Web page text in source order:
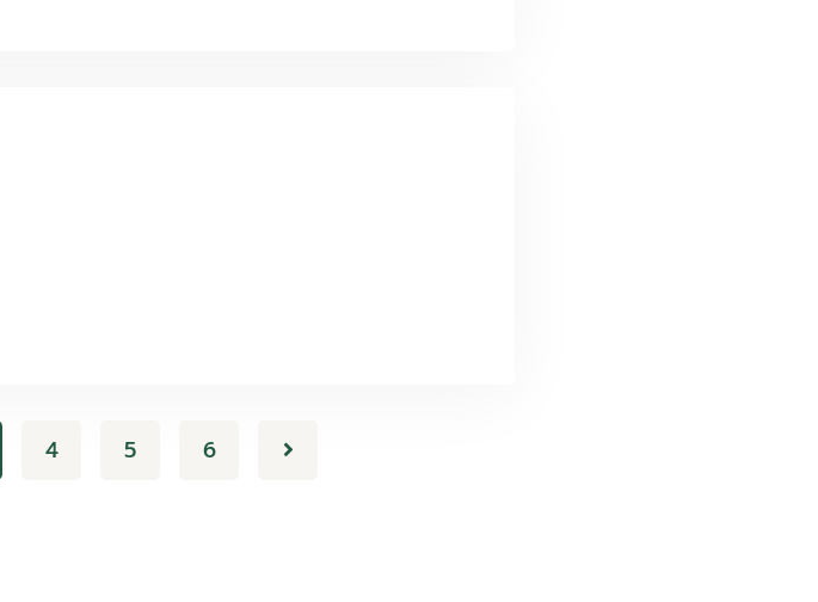
4 5 6